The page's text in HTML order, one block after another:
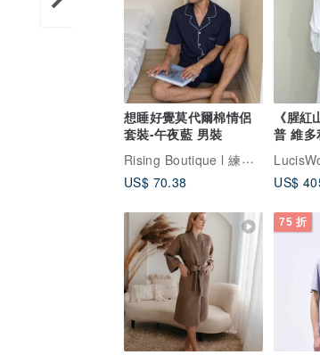
想睡好覺莫代爾棉情侶
套裝-午夜藍 男裝
Rising Boutique l 練習有風格睡衣設計
US$ 70.38
《腥紅
普 維多
US$
75 折